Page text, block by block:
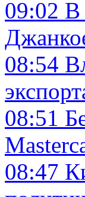
09:02 В
08:54
08:51
08:47